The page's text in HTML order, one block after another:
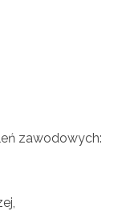
zawodowych: